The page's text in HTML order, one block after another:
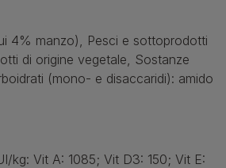
4% manzo), Pesci e sottoprodotti
di origine vegetale, Sostanze
(mono- e disaccaridi): amido
kg: Vit A: 1085; Vit D3: 150; Vit E: